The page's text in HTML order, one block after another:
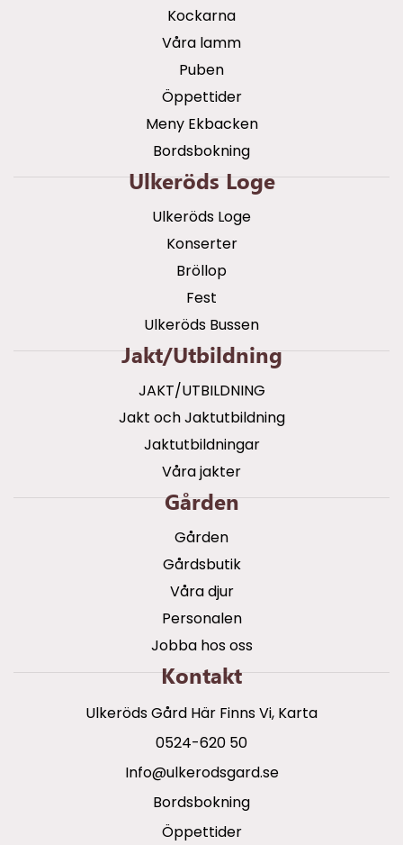
Kockarna
Våra lamm
Puben
Öppettider
Meny Ekbacken
Bordsbokning
Ulkeröds Loge
Ulkeröds Loge
Konserter
Bröllop
Fest
Ulkeröds Bussen
Jakt/utbildning
JAKT/UTBILDNING
Jakt och Jaktutbildning
Jaktutbildningar
Våra jakter
Gården
Gården
Gårdsbutik
Våra djur
Personalen
Jobba hos oss
Kontakt
Ulkeröds Gård Här Finns Vi, Karta
0524-620 50
info@ulkerodsgard.se
Bordsbokning
Öppettider